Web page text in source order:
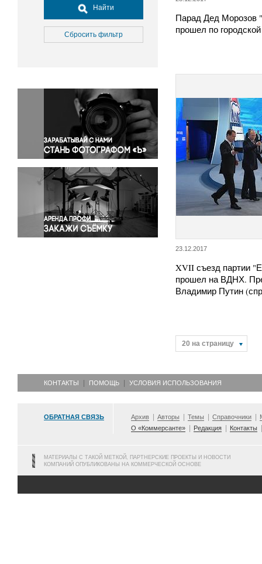
Досуг, туризм и отдых
Культура
Медицина
Окружающая среда
Политика
Правосудие
Происшествия и конфликты
Религия
Светская жизнь
Спорт
Экология
Экономика и бизнес
Найти
Сбросить фильтр
Парад Дед Морозов
прошел по
23.12.2017
XVII съезд партии
прошел на ВДНХ.
Владимир Путин
20 на страницу
КОНТАКТЫ ПОМОЩЬ УСЛОВИЯ ИСПОЛЬЗОВАНИЯ
ОБРАТНАЯ СВЯЗЬ Архив Авторы Темы Справочники
О «Коммерсанте»
Редакция Контакты
МАТЕРИАЛЫ С ТАКОЙ МЕТКОЙ, ПАРТНЕРСКИЕ ПРОЕКТЫ И НОВОСТИ
КОМПАНИЙ ОПУБЛИКОВАНЫ НА КОММЕРЧЕСКОЙ ОСНОВЕ